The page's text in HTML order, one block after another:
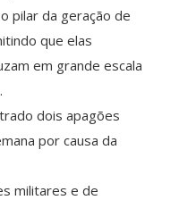
pilar da geração de
que elas
em grande escala
dois apagões
por causa da
militares e de